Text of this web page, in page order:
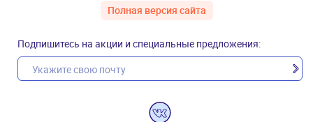
Полная версия сайта
Подпишитесь на акции и специальные предложения: